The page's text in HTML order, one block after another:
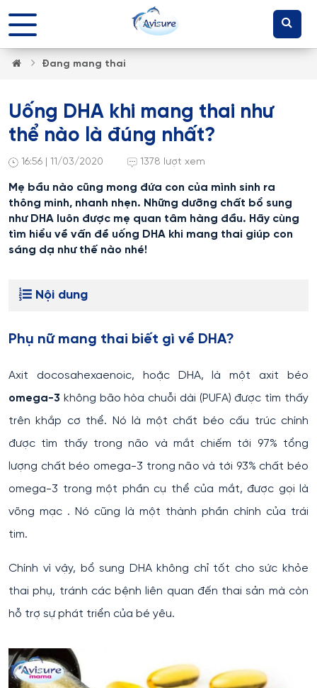
Đang mang thai
Uống DHA khi mang thai như
thể nào là đúng nhất?
16:56 | 11/03/2020 1378 lượt xem
Mẹ bầu nào cũng mong đứa con của mình sinh ra
thông minh, nhanh nhẹn. Những dưỡng chất bổ sung
như DHA luôn được mẹ quan tâm hàng đầu. Hãy cùng
tìm hiểu về vấn đề uống DHA khi mang thai giúp con
sáng dạ như thế nào nhé!
Nội dung
Phụ nữ mang thai biết gì về DHA?
Axit docosahexaenoic, hoặc DHA, là một axit béo
omega-3 không bão hòa chuỗi dài (PUFA) được tìm thấy
trên khắp cơ thể. Nó là một chất béo cấu trúc chính
được tìm thấy trong não và mắt chiếm tới 97% tổng
lượng chất béo omega-3 trong não và tới 93% chất béo
omega-3 trong một phần cụ thể của mắt, được gọi là
võng mạc . Nó cũng là một thành phần chính của trái
tim.
Chính vì vậy, bổ sung DHA không chỉ tốt cho sức khỏe
thai phụ, tránh các bệnh liên quan đến thai sản mà còn
hỗ trợ sự phát triển của bé yêu.